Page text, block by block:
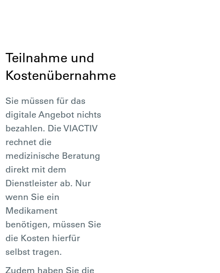
Teilnahme und
Kostenübernahme
Sie müssen für das
digitale Angebot nichts
bezahlen. Die VIACTIV
rechnet die
medizinische Beratung
direkt mit dem
Dienstleister ab. Nur
wenn Sie ein
Medikament
benötigen, müssen Sie
die Kosten hierfür
selbst tragen.
Zudem haben Sie die